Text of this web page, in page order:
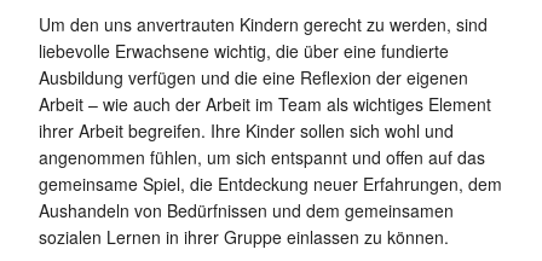
Um den uns anvertrauten Kindern gerecht zu werden, sind
liebevolle Erwachsene wichtig, die über eine fundierte
Ausbildung verfügen und die eine Reflexion der eigenen
Arbeit – wie auch der Arbeit im Team als wichtiges Element
ihrer Arbeit begreifen. Ihre Kinder sollen sich wohl und
angenommen fühlen, um sich entspannt und offen auf das
gemeinsame Spiel, die Entdeckung neuer Erfahrungen, dem
Aushandeln von Bedürfnissen und dem gemeinsamen
sozialen Lernen in ihrer Gruppe einlassen zu können.